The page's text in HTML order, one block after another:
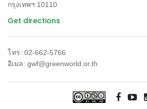
กรุงเทพฯ 10110
Get directions
โทร: 02-662-5766
อีเมล: gwf@greenworld.or.th